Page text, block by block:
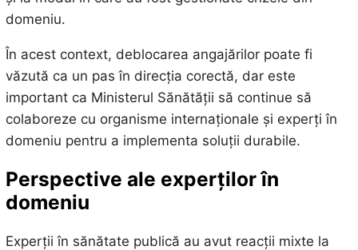
domeniu.
În acest context, deblocarea angajărilor poate fi
văzută ca un pas în direcția corectă, dar este
important ca Ministerul Sănătății să continue să
colaboreze cu organisme internaționale și experți în
domeniu pentru a implementa soluții durabile.
Perspective ale experților în
domeniu
Experții în sănătate publică au avut reacții mixte la